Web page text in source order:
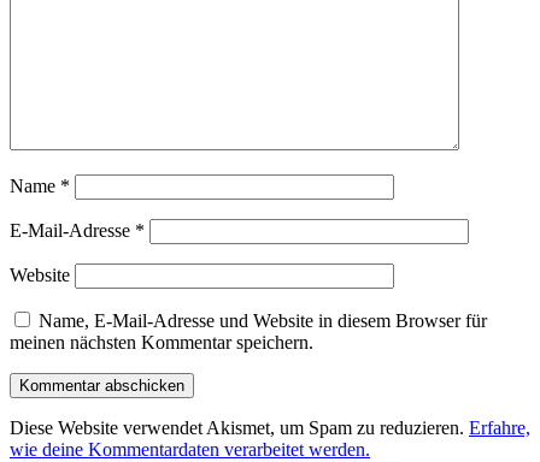
Name *
E-Mail-Adresse *
Website
Name, E-Mail-Adresse und Website in diesem Browser für
meinen nächsten Kommentar speichern.
Diese Website verwendet Akismet, um Spam zu reduzieren. Erfahre,
wie deine Kommentardaten verarbeitet werden.